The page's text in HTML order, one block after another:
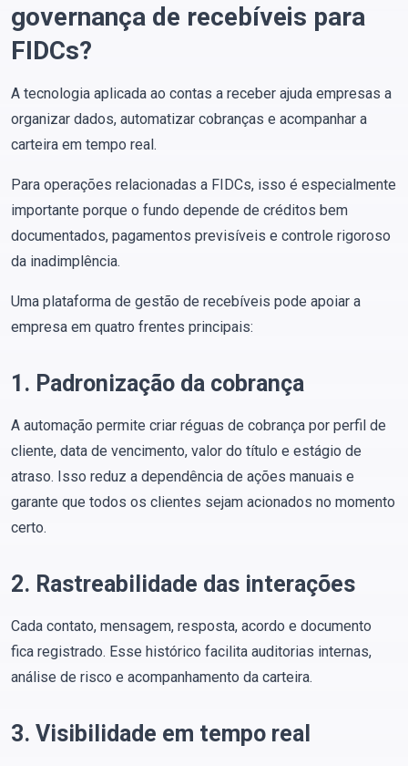
governança de recebíveis para
FIDCs?
A tecnologia aplicada ao contas a receber ajuda empresas a
organizar dados, automatizar cobranças e acompanhar a
carteira em tempo real.
Para operações relacionadas a FIDCs, isso é especialmente
importante porque o fundo depende de créditos bem
documentados, pagamentos previsíveis e controle rigoroso
da inadimplência.
Uma plataforma de gestão de recebíveis pode apoiar a
empresa em quatro frentes principais:
1. Padronização da cobrança
A automação permite criar réguas de cobrança por perfil de
cliente, data de vencimento, valor do título e estágio de
atraso. Isso reduz a dependência de ações manuais e
garante que todos os clientes sejam acionados no momento
certo.
2. Rastreabilidade das interações
Cada contato, mensagem, resposta, acordo e documento
fica registrado. Esse histórico facilita auditorias internas,
análise de risco e acompanhamento da carteira.
3. Visibilidade em tempo real